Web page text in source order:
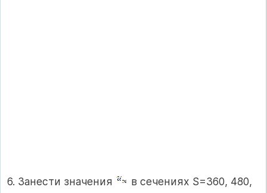
6. Занести значения
в сечениях S=360, 480,